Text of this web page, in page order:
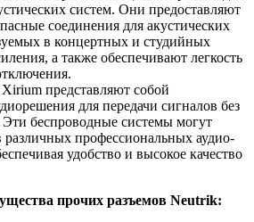
систем. Они предоставляют
соединения для акустических
в концертных и студийных
а также обеспечивают легкость
представляют собой
для передачи сигналов без
Эти беспроводные системы могут
различных профессиональных аудио-
удобство и высокое качество
прочих разъемов Neutrik: